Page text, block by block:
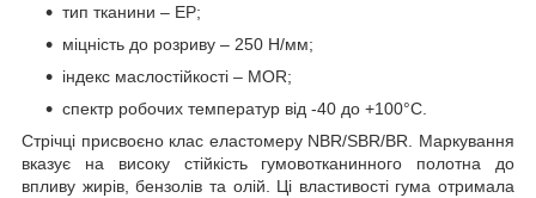
тип тканини – EP;
міцність до розриву – 250 Н/мм;
індекс маслостійкості – MOR;
спектр робочих температур від -40 до +100°С.
Стрічці присвоєно клас еластомеру NBR/SBR/BR. Маркування
вказує на високу стійкість гумовотканинного полотна до
впливу жирів, бензолів та олій. Ці властивості гума отримала